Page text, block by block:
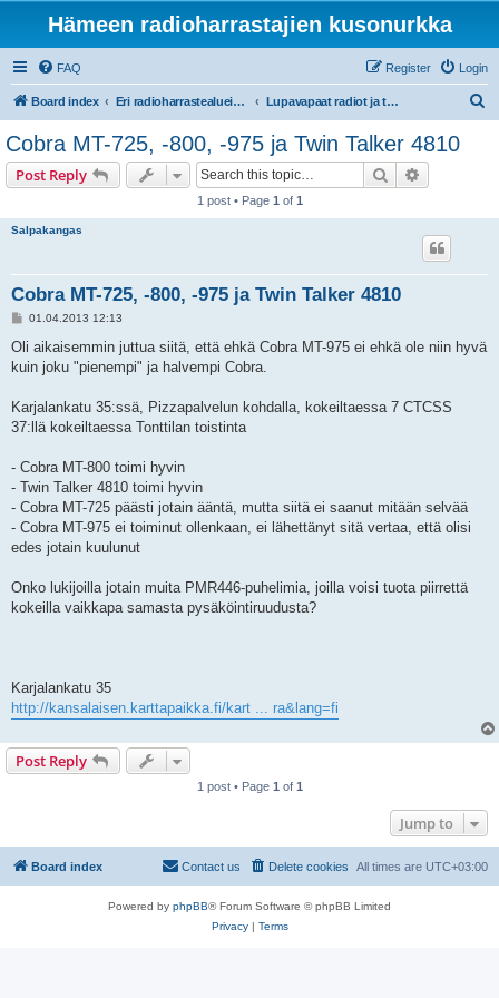
Hämeen radioharrastajien kusonurkka
FAQ Login
Register
Board index Eri radioharrastealueiden mukaiset osastot Lupavapaat radiot ja taajuudet (LA-CB-PR27, PMR446)
Cobra MT-725, -800, -975 ja Twin Talker 4810
Post Reply Search
1 post • Page 1 of 1
Salpakangas
Cobra MT-725, -800, -975 ja Twin Talker 4810
P
s
01.04.2013 12:13
Oli aikaisemmin juttua siitä, että ehkä Cobra MT-975 ei ehkä ole niin hyvä
kuin joku "pienempi" ja halvempi Cobra.
Karjalankatu 35:ssä, Pizzapalvelun kohdalla, kokeiltaessa 7 CTCSS
37:llä kokeiltaessa Tonttilan toistinta
- Cobra MT-800 toimi hyvin
- Twin Talker 4810 toimi hyvin
- Cobra MT-725 päästi jotain ääntä, mutta siitä ei saanut mitään selvää
- Cobra MT-975 ei toiminut ollenkaan, ei lähettänyt sitä vertaa, että olisi
edes jotain kuulunut
Onko lukijoilla jotain muita PMR446-puhelimia, joilla voisi tuota piirrettä
kokeilla vaikkapa samasta pysäköintiruudusta?
Karjalankatu 35
http://kansalaisen.karttapaikka.fi/kart ... ra&lang=fi
Post Reply
1 post • Page 1 of 1
Jump to
Board index All times are UTC+03:00
Delete cookies
Contact us
Powered by phpBB® Forum Software © phpBB Limited
Privacy| Terms